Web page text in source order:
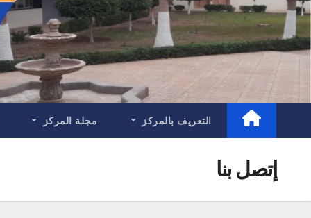
التعريف بالمركز مجلة المركز
إتصل بنا